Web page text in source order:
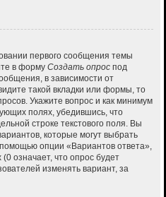
первого сообщения темы
в форму Создать опрос под
в зависимости от
такой вкладки или формы, то
Укажите вопрос и как минимум
полях, убедившись, что
строке текстового поля. Вы
которые могут выбрать
опции «Вариантов ответа»,
означает, что опрос будет
изменять вариант, за